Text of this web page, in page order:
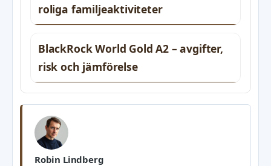
roliga familjeaktiviteter
BlackRock World Gold A2 – avgifter,
risk och jämförelse
Robin Lindberg